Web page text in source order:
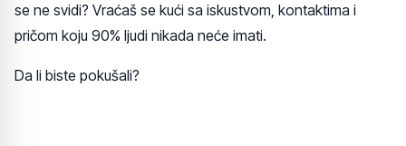
se ne svidi? Vraćaš se kući sa iskustvom, kontaktima i
pričom koju 90% ljudi nikada neće imati.
Da li biste pokušali?